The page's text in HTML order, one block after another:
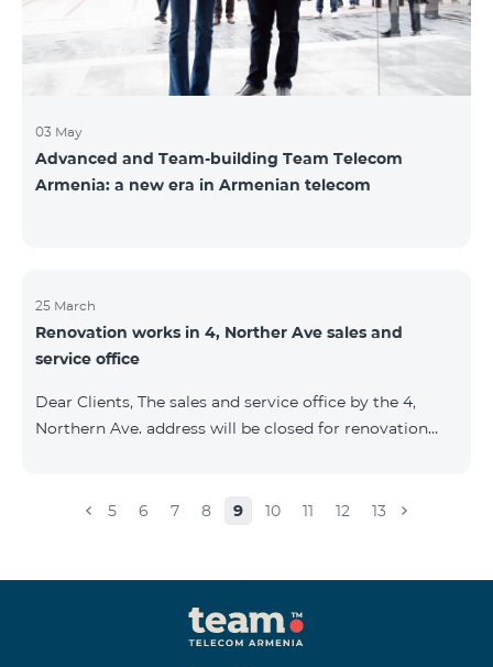
Namibi
03 May
Advanced and Team-building Team Telecom
Armenia: a new era in Armenian telecom
25 March
Renovation works in 4, Norther Ave sales and
service office
Dear Clients, The sales and service office by the 4,
Northern Ave. address will be closed for renovation
caused.For questions, call 100 or you can go to nearby
m. 10 minutes walk You can find all of the sales and
service offices and working schedules here.
5 6 7 8 9 10 11 12 13